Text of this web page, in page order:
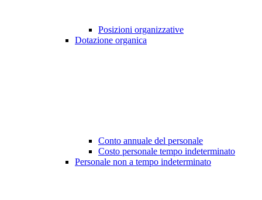
Posizioni organizzative
Dotazione organica
Conto annuale del personale
Costo personale tempo indeterminato
Personale non a tempo indeterminato